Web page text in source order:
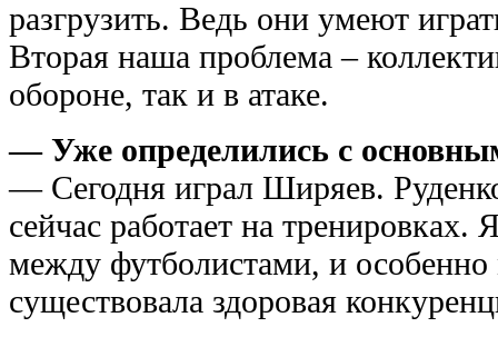
разгрузить. Ведь они умеют
Вторая наша проблема –
обороне, так и в атаке.
— Уже определились с
— Сегодня играл Ширяев.
сейчас работает на тренировках.
между футболистами, и
существовала здоровая